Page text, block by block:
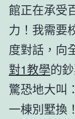
館正在承受
力！我需要
度對話，向
對1教學的
驚恐地大叫
一棟別墅換